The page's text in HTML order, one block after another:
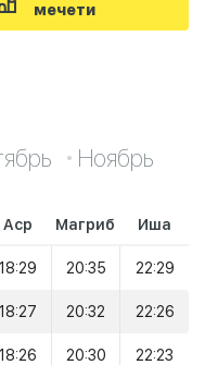
мечети
Ноябрь
Аср Магриб Иша
18:29 20:35 22:29
18:27 20:32 22:26
18:26 20:30 22:23